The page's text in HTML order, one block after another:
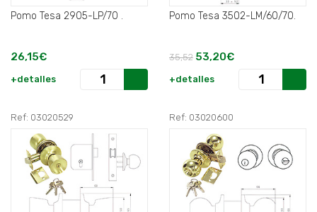
Pomo Tesa 2905-LP/70 .
26,15€
+detalles
Pomo Tesa 3502-LM/60/70.
35,52 53,20€
+detalles
Ref: 03020529 Ref: 03020600